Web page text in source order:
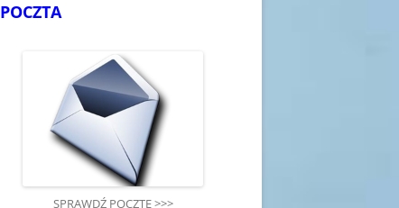
POCZTA
SPRAWDŹ POCZTĘ >>>